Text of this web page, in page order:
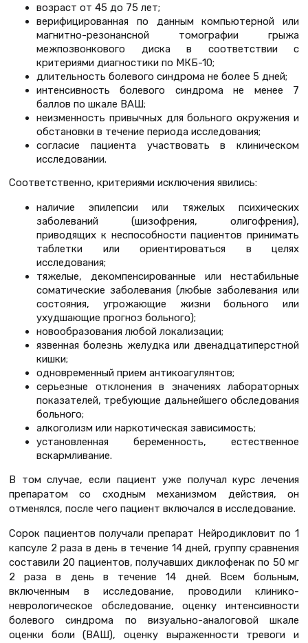
возраст от 45 до 75 лет;
верифицированная по данным компьютерной или
магнитно-резонансной томографии грыжа
межпозвонкового диска в соответствии с
критериями диагностики по МКБ-10;
длительность болевого синдрома не более 5 дней;
интенсивность болевого синдрома не менее 7
баллов по шкале ВАШ;
неизменность привычных для больного окружения и
обстановки в течение периода исследования;
согласие пациента участвовать в клиническом
исследовании.
Соответственно, критериями исключения явились:
наличие эпилепсии или тяжелых психических
заболеваний (шизофрения, олигофрения),
приводящих к неспособности пациентов принимать
таблетки или ориентироваться в целях
исследования;
тяжелые, декомпенсированные или нестабильные
соматические заболевания (любые заболевания или
состояния, угрожающие жизни больного или
ухудшающие прогноз больного);
новообразования любой локализации;
язвенная болезнь желудка или двенадцатиперстной
кишки;
одновременный прием антикоагулянтов;
серьезные отклонения в значениях лабораторных
показателей, требующие дальнейшего обследования
больного;
алкоголизм или наркотическая зависимость;
установленная беременность, естественное
вскармливание.
В том случае, если пациент уже получал курс лечения
препаратом со сходным механизмом действия, он
отменялся, после чего пациент включался в исследование.
Сорок пациентов получали препарат Нейродикловит по 1
капсуле 2 раза в день в течение 14 дней, группу сравнения
составили 20 пациентов, получавших диклофенак по 50 мг
2 раза в день в течение 14 дней. Всем больным,
включенным в исследование, проводили клинико-
неврологическое обследование, оценку интенсивности
болевого синдрома по визуально-аналоговой шкале
оценки боли (ВАШ), оценку выраженности тревоги и